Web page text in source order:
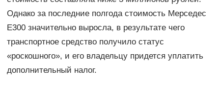
Однако за последние полгода стоимость Мерседес
Е300 значительно выросла, в результате чего
транспортное средство получило статус
«роскошного», и его владельцу придется уплатить
дополнительный налог.